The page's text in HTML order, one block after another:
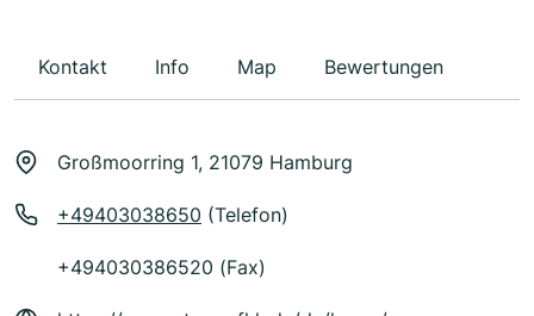
Kontakt Info Map Bewertungen
Großmoorring 1, 21079 Hamburg
+49403038650 (Telefon)
+494030386520 (Fax)